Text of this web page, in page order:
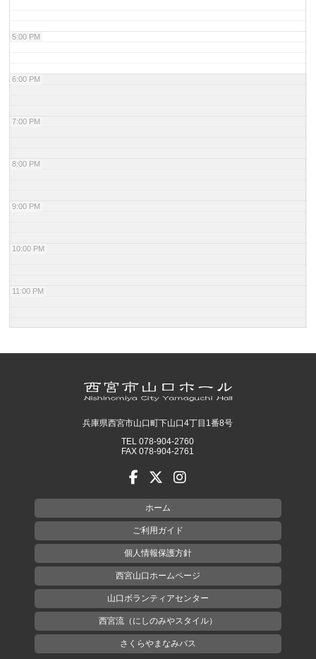
5:00 PM
6:00 PM
7:00 PM
8:00 PM
9:00 PM
10:00 PM
11:00 PM
兵庫県西宮市山口町下山口4丁目1番8号
TEL 078-904-2760
FAX 078-904-2761
ホーム
ご利用ガイド
個人情報保護方針
西宮山口ホームページ
山口ボランティアセンター
西宮流（にしのみやスタイル）
さくらやまなみバス